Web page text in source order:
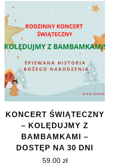
KONCERT ŚWIĄTECZNY
– KOLĘDUJMY Z
BAMBAMKAMI –
DOSTĘP NA 30 DNI
59,00 zł